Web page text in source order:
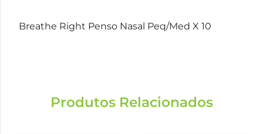
Breathe Right Penso Nasal Peq/Med X 10
Produtos Relacionados